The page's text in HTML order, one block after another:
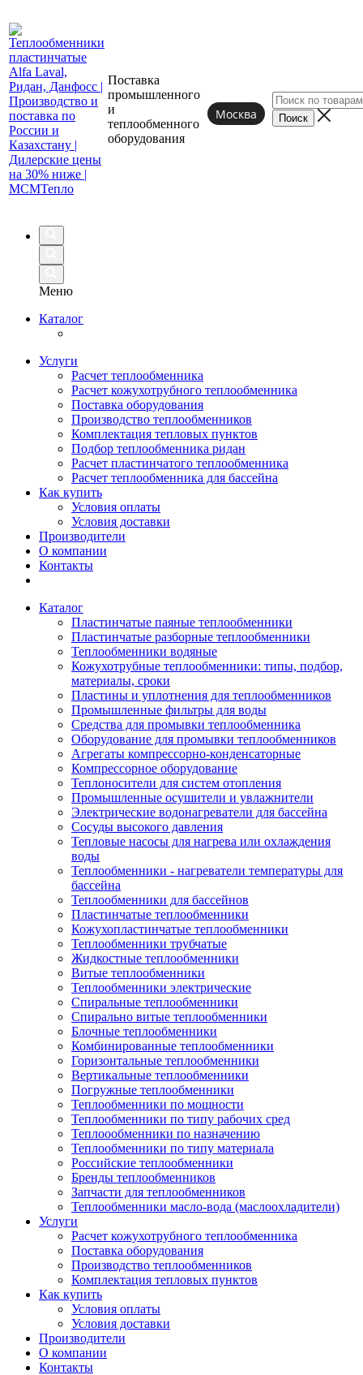
Поставка
промышленного
и
теплообменного
оборудования
Москва
Меню
Каталог
Услуги
Расчет теплообменника
Расчет кожухотрубного теплообменника
Поставка оборудования
Производство теплообменников
Комплектация тепловых пунктов
Подбор теплообменника ридан
Расчет пластинчатого теплообменника
Расчет теплообменника для бассейна
Как купить
Условия оплаты
Условия доставки
Производители
О компании
Контакты
Каталог
Пластинчатые паяные теплообменники
Пластинчатые разборные теплообменники
Теплообменники водяные
Кожухотрубные теплообменники: типы, подбор,
материалы, сроки
Пластины и уплотнения для теплообменников
Промышленные фильтры для воды
Средства для промывки теплообменника
Оборудование для промывки теплообменников
Агрегаты компрессорно-конденсаторные
Компрессорное оборудование
Теплоносители для систем отопления
Промышленные осушители и увлажнители
Электрические водонагреватели для бассейна
Сосуды высокого давления
Тепловые насосы для нагрева или охлаждения
воды
Теплообменники - нагреватели температуры для
бассейна
Теплообменники для бассейнов
Пластинчатые теплообменники
Кожухопластинчатые теплообменники
Теплообменники трубчатые
Жидкостные теплообменники
Витые теплообменники
Теплообменники электрические
Спиральные теплообменники
Спирально витые теплообменники
Блочные теплообменники
Комбинированные теплообменники
Горизонтальные теплообменники
Вертикальные теплообменники
Погружные теплообменники
Теплообменники по мощности
Теплообменники по типу рабочих сред
Теплоообменники по назначению
Теплообменники по типу материала
Российские теплообменники
Бренды теплообменников
Запчасти для теплообменников
Теплообменники масло-вода (маслоохладители)
Услуги
Расчет кожухотрубного теплообменника
Поставка оборудования
Производство теплообменников
Комплектация тепловых пунктов
Как купить
Условия оплаты
Условия доставки
Производители
О компании
Контакты